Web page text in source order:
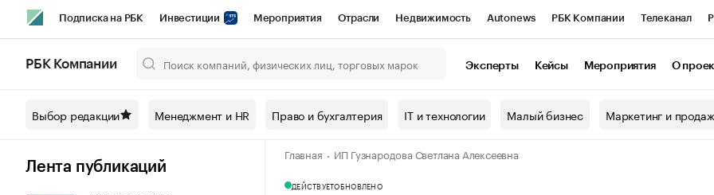
Подписка на РБК Инвестиции Мероприятия Отрасли Недвижимость Autonews РБК Компании Телеканал
Спецпроекты СПб Конференции СПб Спецпроекты Проверка контрагентов
Технологии и медиа Рынок наличной валюты
РБК Компании Эксперты Кейсы Мероприятия О
Выбор редакции Менеджмент и HR Право и бухгалтерия IT и технологии Малый бизнес Маркетинг и
Лента публикаций
Главная ИП Гузнародова Светлана Алексеевна
ДЕЙСТВУЕТОБНОВЛЕНО